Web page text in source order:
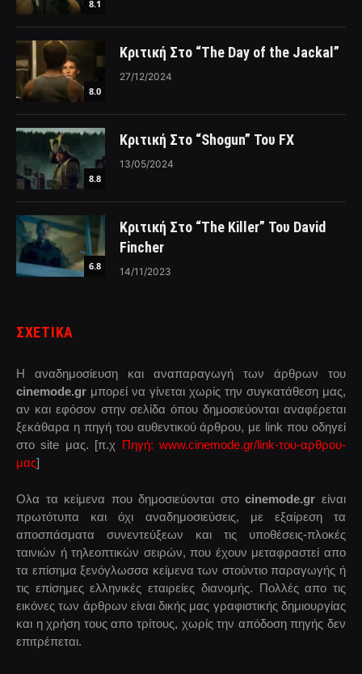
8.1
8.0
Κριτική Στο “The Day of the Jackal”
27/12/2024
8.8
Κριτική Στο “Shogun” Του FX
13/05/2024
6.8
Κριτική Στο “The Killer” Του David
Fincher
14/11/2023
ΣΧΕΤΙΚΑ
Η αναδημοσίευση και αναπαραγωγή των άρθρων του
cinemode.gr μπορεί να γίνεται χωρίς την συγκατάθεση μας,
αν και εφόσον στην σελίδα όπου δημοσιεύονται αναφέρεται
ξεκάθαρα η πηγή του αυθεντικού άρθρου, με link που οδηγεί
στο site μας. [π.χ Πηγή: www.cinemode.gr/link-του-αρθρου-
μας]
Ολα τα κείμενα που δημοσιεύονται στοcinemode.gr είναι
πρωτότυπα και όχι αναδημοσιεύσεις, με εξαίρεση τα
αποσπάσματα συνεντεύξεων και τις υποθέσεις-πλοκές
ταινιών ή τηλεοπτικών σειρών, που έχουν μεταφραστεί απο
τα επίσημα ξενόγλωσσα κείμενα των στούντιο παραγωγής ή
τις επίσημες ελληνικές εταιρείες διανομής. Πολλές απο τις
εικόνες των άρθρων είναι δικής μας γραφιστικής δημιουργίας
και η χρήση τους απο τρίτους, χωρίς την απόδοση πηγής δεν
επιτρέπεται.